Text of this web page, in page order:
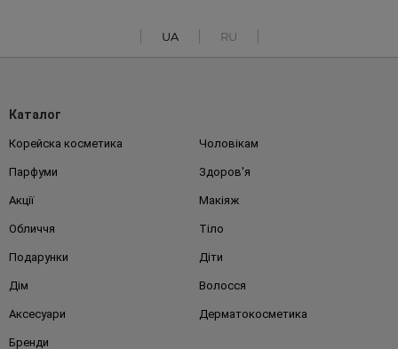
UA RU
Каталог
Корейска косметика Чоловікам
Парфуми Здоров'я
Акції Макіяж
Обличчя Тіло
Подарунки Діти
Дім Волосся
Аксесуари Дерматокосметика
Бренди